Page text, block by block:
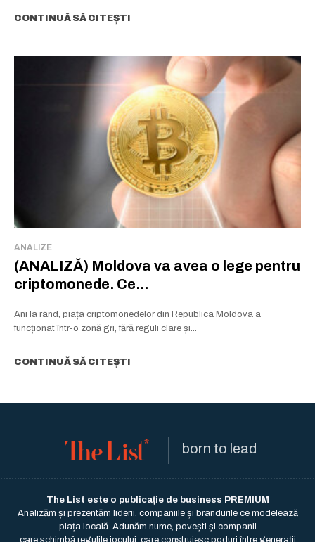
CONTINUĂ SĂ CITEȘTI
ANALIZE
(ANALIZĂ) Moldova va avea o lege pentru
criptomonede. Ce...
Ani la rând, piața criptomonedelor din Republica Moldova a
funcționat într-o zonă gri, fără reguli clare și...
CONTINUĂ SĂ CITEȘTI
born to lead
The List este o publicație de business PREMIUM
Analizăm și prezentăm liderii, companiile și brandurile ce modelează
piața locală. Adunăm nume, povești și companii
care schimbă regulile jocului, care construiesc poduri între generații